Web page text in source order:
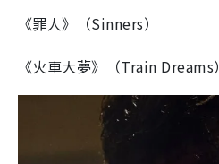
《罪人》（Sinners）
《火車大夢》（Train Dreams）